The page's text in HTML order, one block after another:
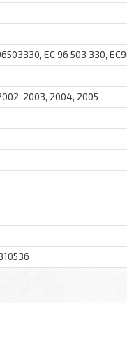
EC 96 503 330,
2003, 2004, 2005